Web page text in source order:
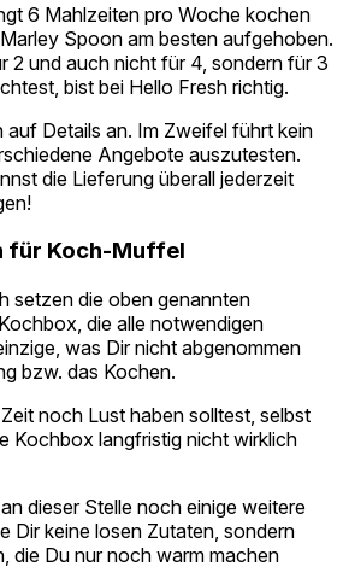
6 Mahlzeiten pro Woche kochen
Spoon am besten aufgehoben.
2 und auch nicht für 4, sondern für 3
bist bei Hello Fresh richtig.
auf Details an. Im Zweifel führt kein
Angebote auszutesten.
die Lieferung überall jederzeit
für Koch-Muffel
setzen die oben genannten
die alle notwendigen
was Dir nicht abgenommen
bzw. das Kochen.
noch Lust haben solltest, selbst
Kochbox langfristig nicht wirklich
dieser Stelle noch einige weitere
Dir keine losen Zutaten, sondern
die Du nur noch warm machen